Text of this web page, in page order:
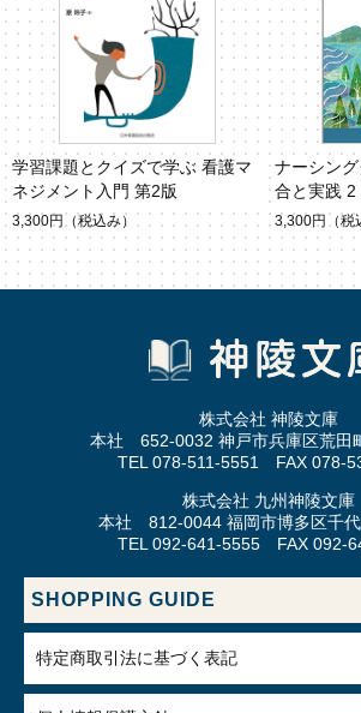
学習課題とクイズで学ぶ 看護マ
ネジメント入門 第2版
3,300円（税込み）
ナーシン
合と実践 2
3,300円 （税
株式会社 神陵文庫
本社 652-0032 神戸市兵庫区荒田
TEL 078-511-5551 FAX 078-
株式会社 九州神陵文庫
本社 812-0044 福岡市博多区千
TEL 092-641-5555 FAX 092-
SHOPPING GUIDE
特定商取引法に基づく表記